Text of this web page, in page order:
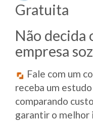
Gratuita
Não decida
empresa
Fale com um
receba um
comparando
garantir o melhor